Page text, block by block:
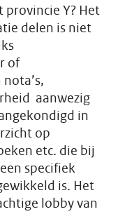
provincie Y? Het
delen is niet
of
aanwezig
in
op
etc. die bij
specifiek
is. Het
lobby van